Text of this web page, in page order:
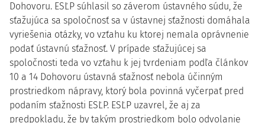
Dohovoru. ESĽP súhlasil so záverom ústavného súdu, že
sťažujúca sa spoločnosť sa v ústavnej sťažnosti domáhala
vyriešenia otázky, vo vzťahu ku ktorej nemala oprávnenie
podať ústavnú sťažnosť. V prípade sťažujúcej sa
spoločnosti teda vo vzťahu k jej tvrdeniam podľa článkov
10 a 14 Dohovoru ústavná sťažnosť nebola účinným
prostriedkom nápravy, ktorý bola povinná vyčerpať pred
podaním sťažnosti ESĽP. ESĽP uzavrel, že aj za
predpokladu, že by takým prostriedkom bolo odvolanie